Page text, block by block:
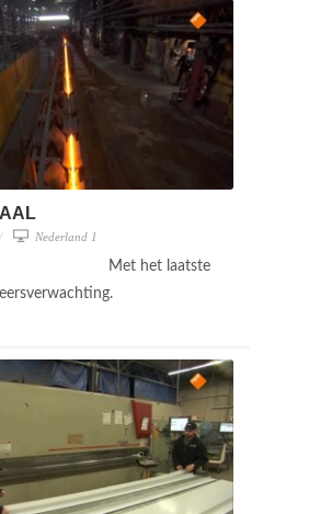
Nederland 1
Met het laatste